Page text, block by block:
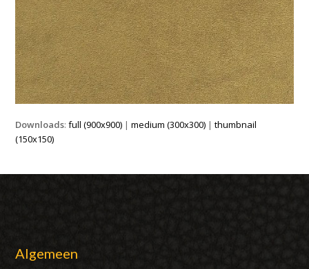
Downloads:full (900x900) |medium (300x300) |thumbnail
(150x150)
Algemeen